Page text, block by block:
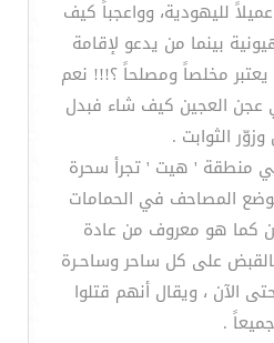
لليهودية، وواعجباً كيف
بينما من يدعو لإقامة
مخلصاً ومصلحاً ؟!!! نعم
عجن العجين كيف شاء فبدل
الثوابت .
منطقة ' هيت ' تجرأ سحرة
المصاحف في الحمامات
كما هو معروف من عادة
على كل ساحر وساحـرة
الآن ، ويقال أنهم قتلوا
جميعاً .